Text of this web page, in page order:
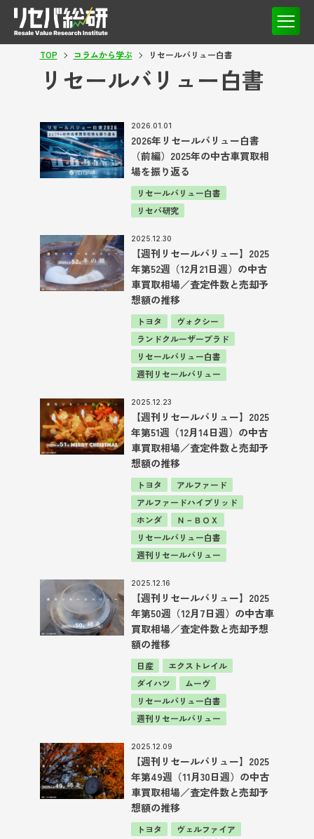
TOP コラムから学ぶ リセールバリュー白書
リセールバリュー白書
2026.01.01
2026年リセールバリュー白書
（前編）2025年の中古車買取相
場を振り返る
リセールバリュー白書
リセバ研究
2025.12.30
【週刊リセールバリュー】2025
年第52週（12月21日週）の中古
車買取相場／査定件数と売却予
想額の推移
トヨタ
ヴォクシー
ランドクルーザープラド
リセールバリュー白書
週刊リセールバリュー
2025.12.23
【週刊リセールバリュー】2025
年第51週（12月14日週）の中古
車買取相場／査定件数と売却予
想額の推移
トヨタ
アルファード
アルファードハイブリッド
ホンダ
Ｎ－ＢＯＸ
リセールバリュー白書
週刊リセールバリュー
2025.12.16
【週刊リセールバリュー】2025
年第50週（12月7日週）の中古車
買取相場／査定件数と売却予想
額の推移
日産
エクストレイル
ダイハツ
ムーヴ
リセールバリュー白書
週刊リセールバリュー
2025.12.09
【週刊リセールバリュー】2025
年第49週（11月30日週）の中古
車買取相場／査定件数と売却予
想額の推移
トヨタ
ヴェルファイア